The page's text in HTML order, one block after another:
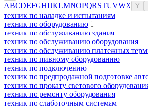
ABCDEFGHIJKLMNOPQRSTUVWX Y
техник по наладке и испытаниям
техник по оборудованию 1
техник по обслуживанию здания
техник по обслуживанию оборудования
техник по обслуживанию платежных
техник по пивному оборудованию
техник по подключению
техник по предпродажной подготовке
техник по прокату светового
техник по ремонту оборудования
техник по слаботочным системам